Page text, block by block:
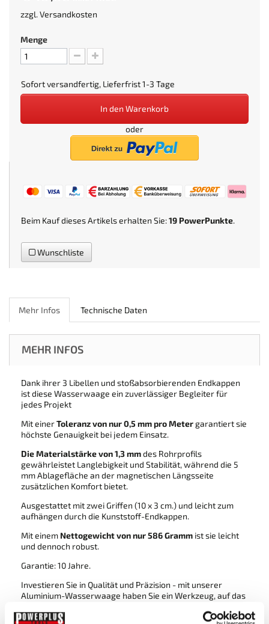
zzgl.Versandkosten
Menge
Sofort versandfertig, Lieferfrist 1-3 Tage
In den Warenkorb
oder
Beim Kauf dieses Artikels erhalten Sie:19 PowerPunkte.
Wunschliste
Mehr Infos Technische Daten
MEHR INFOS
Dank ihrer 3 Libellen und stoßabsorbierenden Endkappen
ist diese Wasserwaage ein zuverlässiger Begleiter für
jedes Projekt
Mit einerToleranz von nur 0,5 mm pro Meter garantiert sie
höchste Genauigkeit bei jedem Einsatz.
Die Materialstärke von 1,3 mmdes Rohrprofils
gewährleistet Langlebigkeit und Stabilität, während die 5
mm Ablagefläche an der magnetischen Längsseite
zusätzlichen Komfort bietet.
Ausgestattet mit zwei Griffen (10 x 3 cm.) und leicht zum
aufhängen durch die Kunststoff-Endkappen.
Mit einem Nettogewicht von nur 586 Gramm ist sie leicht
und dennoch robust.
Garantie: 10 Jahre.
Investieren Sie in Qualität und Präzision - mit unserer
Aluminium-Wasserwaage haben Sie ein Werkzeug, auf das